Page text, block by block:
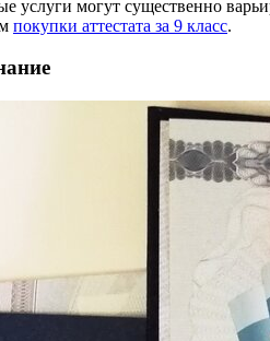
услуги могут существенно
покупки аттестата за 9 класс.